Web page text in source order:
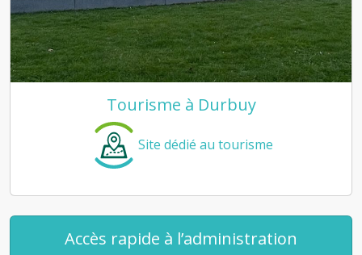
Tourisme à Durbuy
Site dédié au tourisme
Accès rapide à l’administration